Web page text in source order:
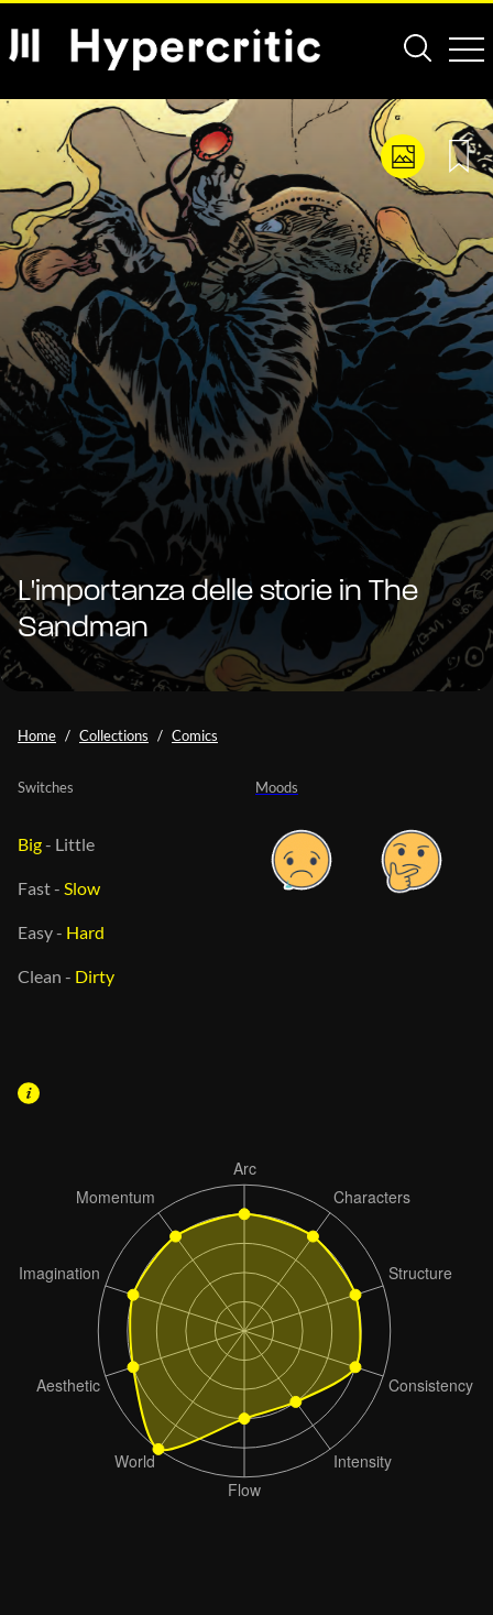
L'importanza delle storie in The
Sandman
Home Collections Comics
Moods
Switches
Big- Little
Fast- Slow
Easy- Hard
Clean - Dirty